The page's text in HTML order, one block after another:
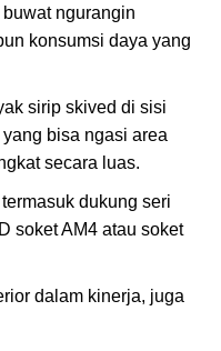
ngurangin
konsumsi daya yang
sirip skived di sisi
bisa ngasi area
secara luas.
dukung seri
soket AM4 atau soket
dalam kinerja, juga